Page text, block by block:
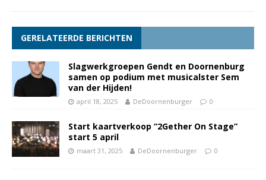
GERELATEERDE BERICHTEN
Slagwerkgroepen Gendt en Doornenburg
samen op podium met musicalster Sem
van der Hijden!
april 18, 2025 DeDoornenburger 0
Start kaartverkoop “2Gether On Stage”
start 5 april
maart 31, 2025 DeDoornenburger 0